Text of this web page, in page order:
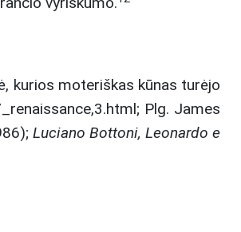
kurios moteriškas kūnas turėjo
Plg. James
Luciano Bottoni, Leonardo e